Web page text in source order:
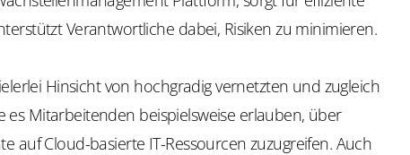
Verantwortliche dabei, Risiken zu minimieren.
Hinsicht von hochgradig vernetzten und zugleich
es Mitarbeitenden beispielsweise erlauben, über
auf Cloud-basierte IT-Ressourcen zuzugreifen. Auch